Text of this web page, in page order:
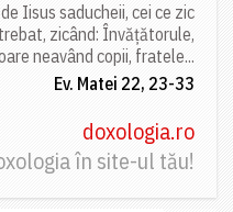
Iisus saducheii, cei ce zic
zicând: Învățătorule,
neavând copii, fratele...
Ev. Matei 22, 23-33
doxologia.ro
în site-ul tău!